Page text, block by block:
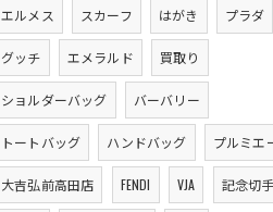
エルメス スカーフ はがき プラダ
グッチ エメラルド 買取り
ショルダーバッグ バーバリー
トートバッグ ハンドバッグ プルミエ
大吉弘前高田店 FENDI VJA 記念切手